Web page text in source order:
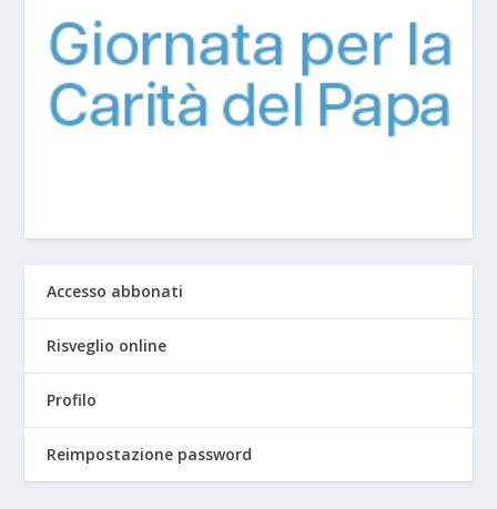
Accesso abbonati
Risveglio online
Profilo
Reimpostazione password